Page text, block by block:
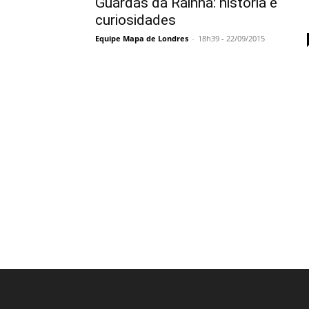
curiosidades
Equipe Mapa de Londres - 18h39 - 22/09/2015